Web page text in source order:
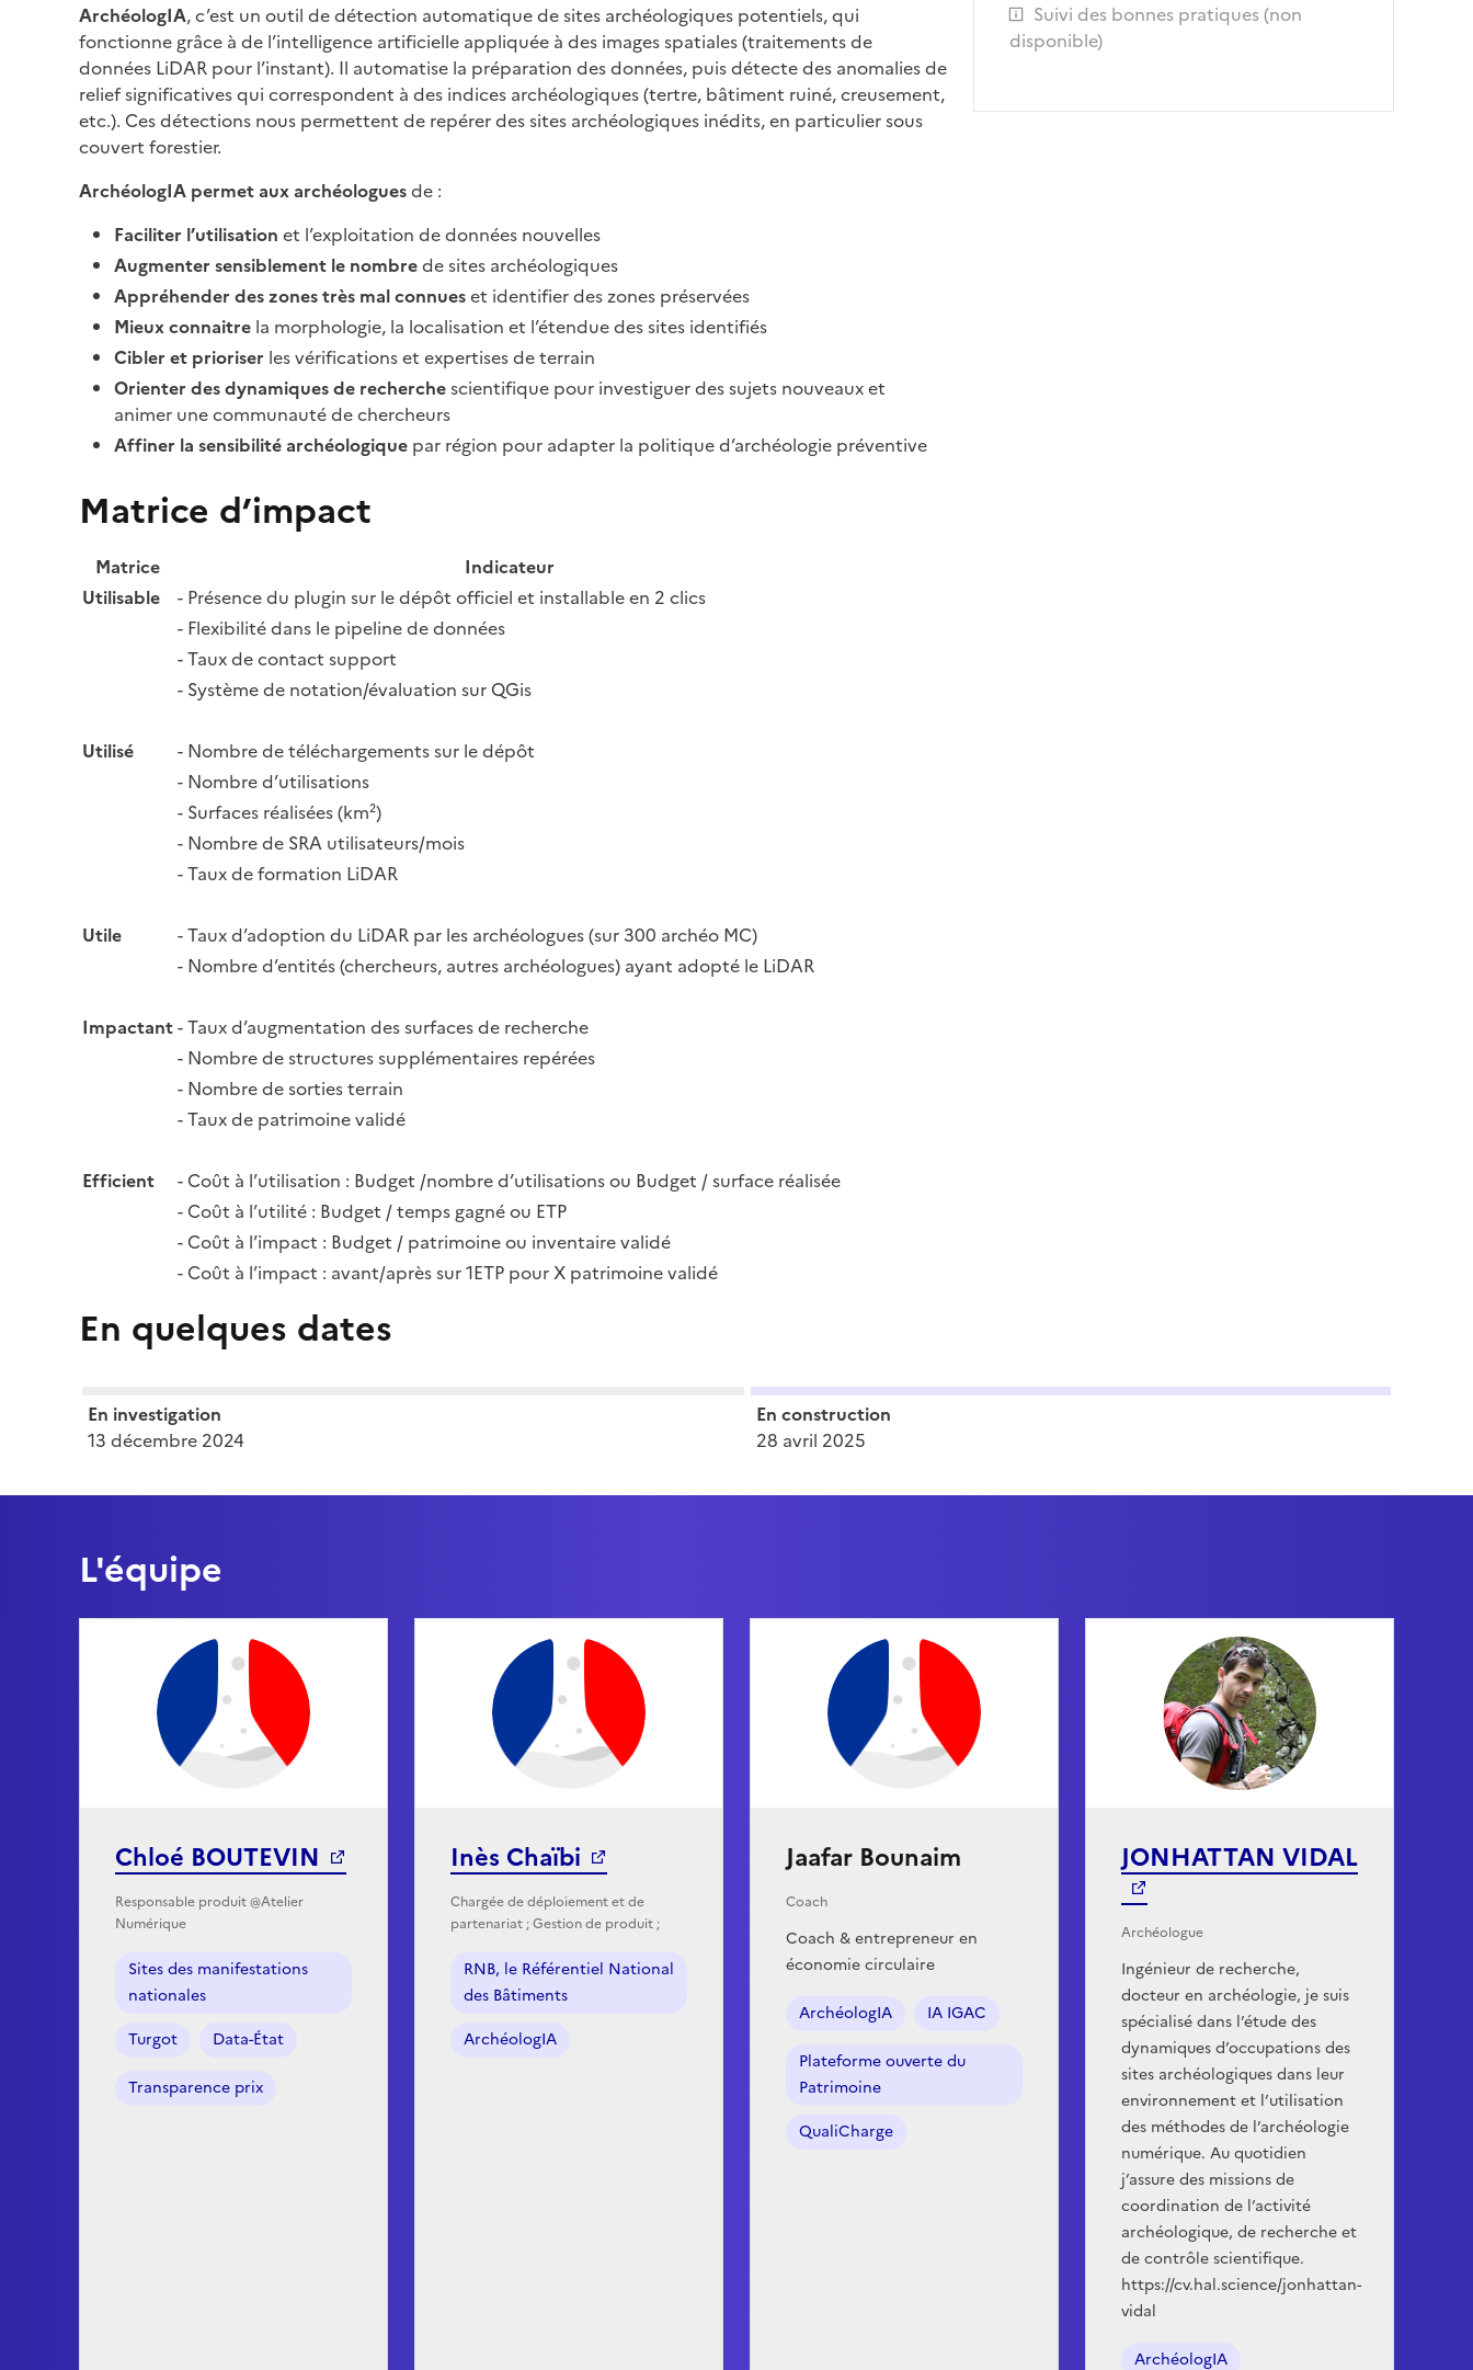
ArchéologIA, c’est un outil de détection automatique de sites archéologiques potentiels, qui
fonctionne grâce à de l’intelligence artificielle appliquée à des images spatiales (traitements de
données LiDAR pour l’instant). Il automatise la préparation des données, puis détecte des anomalies de
relief significatives qui correspondent à des indices archéologiques (tertre, bâtiment ruiné, creusement,
etc.). Ces détections nous permettent de repérer des sites archéologiques inédits, en particulier sous
couvert forestier.
ArchéologIA permet aux archéologuesde :
Faciliter l’utilisation et l’exploitation de données nouvelles
Augmenter sensiblement le nombrede sites archéologiques
Appréhender des zones très mal connueset identifier des zones préservées
Mieux connaitre la morphologie, la localisation et l’étendue des sites identifiés
Cibler et prioriser les vérifications et expertises de terrain
Orienter des dynamiques de recherchescientifique pour investiguer des sujets nouveaux et
animer une communauté de chercheurs
Affiner la sensibilité archéologique par région pour adapter la politique d’archéologie préventive
Matrice d’impact
Matrice
Indicateur
Utilisable
- Présence du plugin sur le dépôt officiel et installable en 2 clics
- Flexibilité dans le pipeline de données
- Taux de contact support
- Système de notation/évaluation sur QGis
Utilisé
- Nombre de téléchargements sur le dépôt
- Nombre d’utilisations
- Surfaces réalisées (km²)
- Nombre de SRA utilisateurs/mois
- Taux de formation LiDAR
Utile
- Taux d’adoption du LiDAR par les archéologues (sur 300 archéo MC)
- Nombre d’entités (chercheurs, autres archéologues) ayant adopté le LiDAR
Impactant- Taux d’augmentation des surfaces de recherche
- Nombre de structures supplémentaires repérées
- Nombre de sorties terrain
- Taux de patrimoine validé
Efficient
- Coût à l’utilisation : Budget /nombre d’utilisations ou Budget / surface réalisée
- Coût à l’utilité : Budget / temps gagné ou ETP
- Coût à l’impact : Budget / patrimoine ou inventaire validé
- Coût à l’impact : avant/après sur 1ETP pour X patrimoine validé
Suivi des bonnes pratiques (non
disponible)
En quelques dates
En investigation
13 décembre 2024
En construction
28 avril 2025
L'équipe
Chloé BOUTEVIN
Responsable produit @Atelier
Numérique
Sites des manifestations
nationales
Turgot
Data-État
Transparence prix
Inès Chaïbi
Chargée de déploiement et de
partenariat ; Gestion de produit ;
RNB, le Référentiel National
des Bâtiments
ArchéologIA
Jaafar Bounaim
Coach
Coach & entrepreneur en
économie circulaire
ArchéologIA IA IGAC
Plateforme ouverte du
Patrimoine
QualiCharge
JONHATTAN VIDAL
Archéologue
Ingénieur de recherche,
docteur en archéologie, je suis
spécialisé dans l’étude des
dynamiques d’occupations des
sites archéologiques dans leur
environnement et l’utilisation
des méthodes de l’archéologie
numérique. Au quotidien
j’assure des missions de
coordination de l’activité
archéologique, de recherche et
de contrôle scientifique.
https://cv.hal.science/jonhattan-
vidal
ArchéologIA